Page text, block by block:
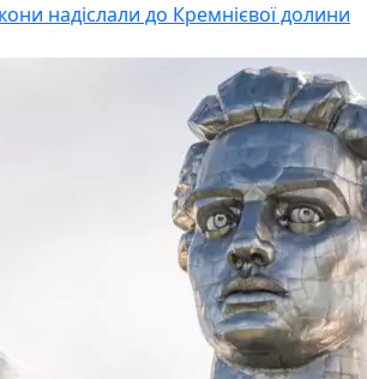
надіслали до Кремнієвої долини